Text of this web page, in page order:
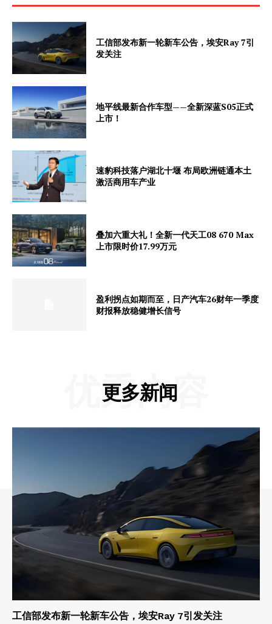
工信部发布新一轮新车公告，埃安Ray 7引
发关注
地平线最新合作车型——全新深蓝S05正式
上市！
速豹科技落户湖北十堰 布局欧洲链通本土
激活商用车产业
叠加六重大礼！全新一代天工08 670 Max
上市限时价17.99万元
盈利拐点如期而至，日产汽车26财年一季度
财报释放稳健增长信号
更多新闻
优秀内容
工信部发布新一轮新车公告，埃安Ray 7引发关注